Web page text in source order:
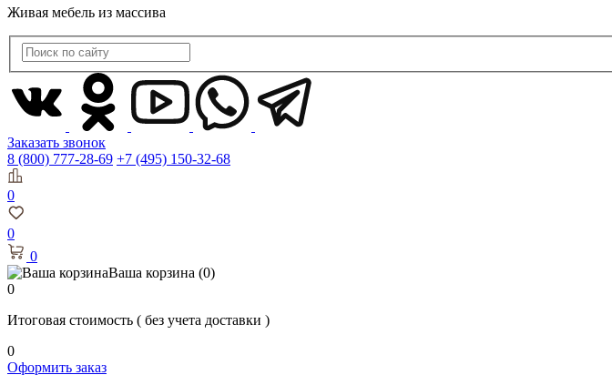
Живая мебель из массива
Заказать звонок
8 (800) 777-28-69 +7 (495) 150-32-68
0
0
0
Ваша корзина (0)
0
Итоговая стоимость ( без учета доставки )
0
Оформить заказ